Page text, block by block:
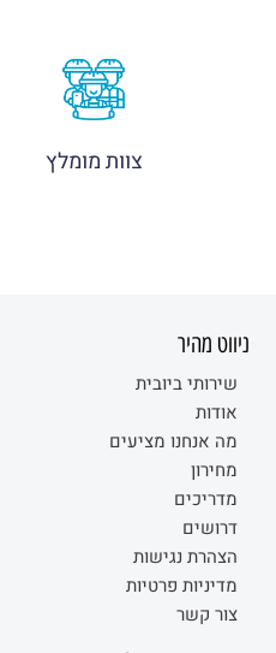
צוות מומלץ
ניווט מהיר
שירותי ביובית
אודות
מה אנחנו מציעים
מחירון
מדריכים
דרושים
הצהרת נגישות
מדיניות פרטיות
צור קשר